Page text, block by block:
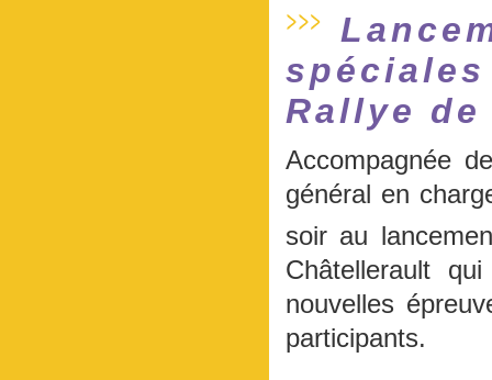
Rallye
Accompagnée
général en
soir au
Châtellerault
nouvelles
participants.